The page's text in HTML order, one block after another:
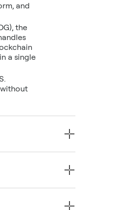
and
the
a single